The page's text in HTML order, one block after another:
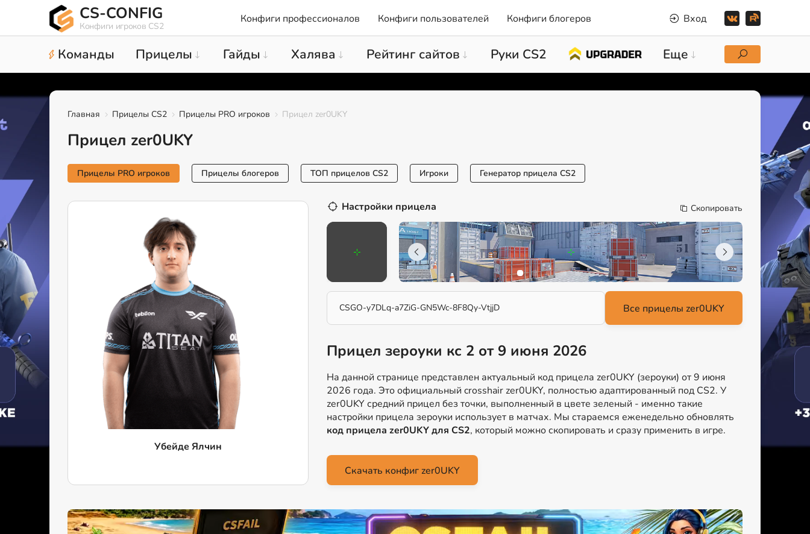
CS-CONFIG
Конфиги игроков CS2
Конфиги профессионалов Конфиги пользователей Конфиги блогеров Вход
Команды Прицелы Гайды Халява Рейтинг сайтов Руки CS2 Еще
Главная Прицелы CS2 Прицелы PRO игроков Прицел zer0UKY
Прицел zer0UKY
Прицелы PRO игроков Прицелы блогеров ТОП прицелов CS2 Игроки Генератор прицела CS2
Убейде Ялчин
Настройки прицела Скопировать
CSGO-y7DLq-a7ZiG-GN5Wc-8F8Qy-VtjjD
Прицел зероуки кс 2 от 9 июня 2026
На данной странице представлен актуальный код прицела zer0UKY (зероуки) от 9 июня
2026 года. Это официальный crosshair zer0UKY, полностью адаптированный под CS2. У
zer0UKY средний прицел без точки, выполненный в цвете зеленый - именно такие
настройки прицела зероуки использует в матчах. Мы стараемся еженедельно обновлять
код прицела zer0UKY для CS2, который можно скопировать и сразу применить в игре.
Скачать конфиг zer0UKY